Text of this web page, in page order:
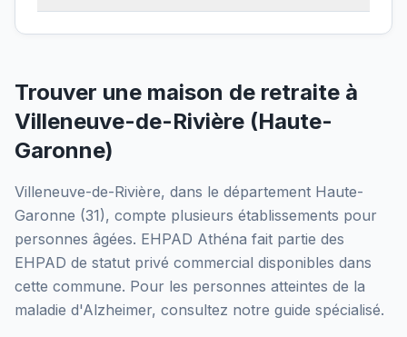
Trouver une maison de retraite à
Villeneuve-de-Rivière (Haute-
Garonne)
Villeneuve-de-Rivière, dans le département Haute-
Garonne (31), compte plusieurs établissements pour
personnes âgées. EHPAD Athéna fait partie des
EHPAD de statut privé commercial disponibles dans
cette commune. Pour les personnes atteintes de la
maladie d'Alzheimer, consultez notre guide spécialisé.